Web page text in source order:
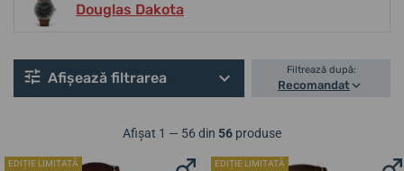
Douglas Dakota
Afișează filtrarea Filtrează după:
Recomandat
Afișat 1 — 56 din 56 produse
EDIȚIE LIMITATĂ
EDIȚIE LIMITATĂ